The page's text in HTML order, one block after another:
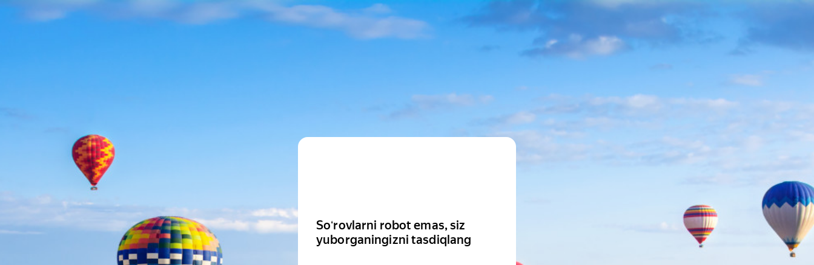
Soʻrovlarni robot emas, siz
yuborganingizni tasdiqlang